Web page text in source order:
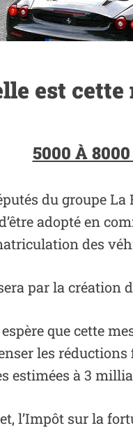
est
5000 À
du groupe
adopté en
des
par la création
espère que cette
les réductions
estimées à 3
l’Impôt sur la